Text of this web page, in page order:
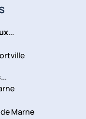
...
...
Marne